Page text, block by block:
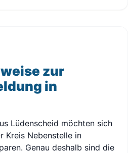
zur
in
Lüdenscheid möchten sich
Kreis Nebenstelle in
Genau deshalb sind die